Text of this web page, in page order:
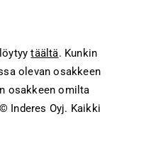
löytyytäältä. Kunkin
olevan osakkeen
osakkeen omilta
© Inderes Oyj. Kaikki